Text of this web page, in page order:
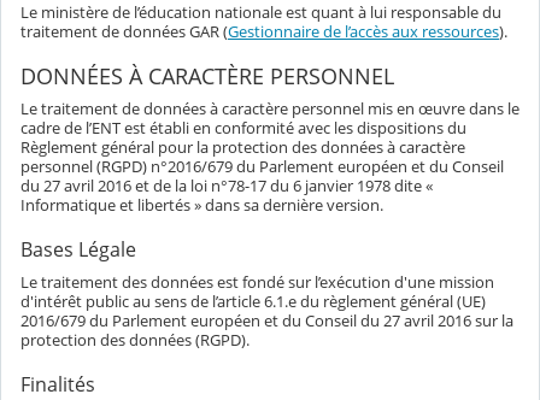
Le ministère de l’éducation nationale est quant à lui responsable du
traitement de données GAR (Gestionnaire de l’accès aux ressources).
DONNÉES À CARACTÈRE PERSONNEL
Le traitement de données à caractère personnel mis en œuvre dans le
cadre de l’ENT est établi en conformité avec les dispositions du
Règlement général pour la protection des données à caractère
personnel (RGPD) n°2016/679 du Parlement européen et du Conseil
du 27 avril 2016 et de la loi n°78-17 du 6 janvier 1978 dite «
Informatique et libertés » dans sa dernière version.
Bases Légale
Le traitement des données est fondé sur l’exécution d'une mission
d'intérêt public au sens de l’article 6.1.e du règlement général (UE)
2016/679 du Parlement européen et du Conseil du 27 avril 2016 sur la
protection des données (RGPD).
Finalités